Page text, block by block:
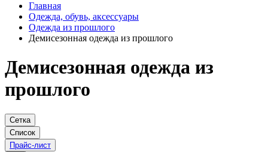
Главная
Одежда, обувь, аксессуары
Одежда из прошлого
Демисезонная одежда из прошлого
Демисезонная одежда из
прошлого
Сетка
Список
Прайс-лист